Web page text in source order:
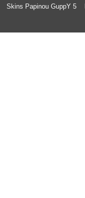
Skins Papinou GuppY 5